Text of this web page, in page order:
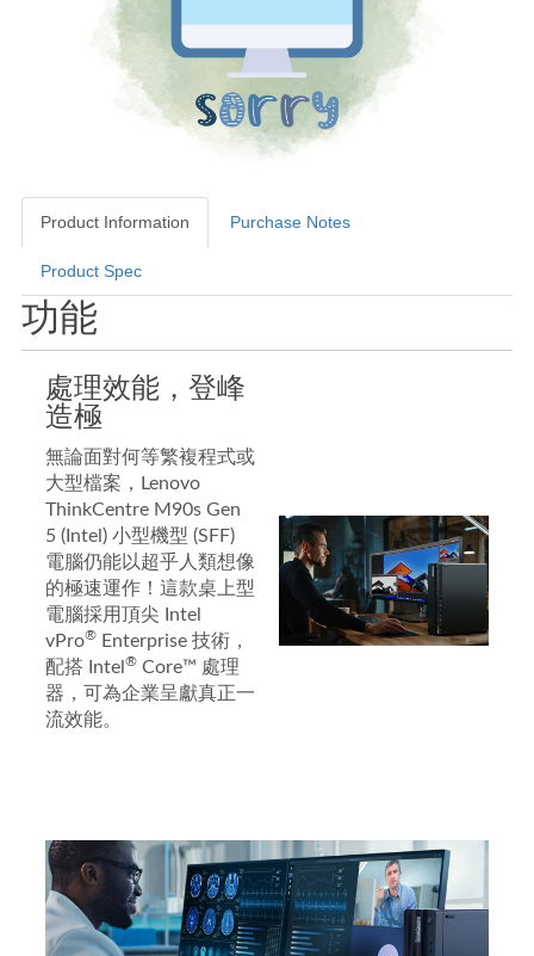
Product Information Purchase Notes
Product Spec
Product Information
功能
處理效能，登峰
造極
無論面對何等繁複程式或
大型檔案，Lenovo
ThinkCentre M90s Gen
5 (Intel) 小型機型 (SFF)
電腦仍能以超乎人類想像
的極速運作！這款桌上型
電腦採用頂尖 Intel
vPro® Enterprise 技術，
配搭 Intel ® Core™ 處理
器，可為企業呈獻真正一
流效能。